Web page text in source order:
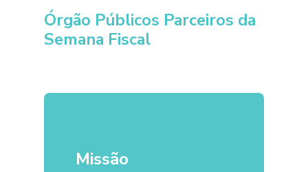
Órgão Públicos Parceiros da
Semana Fiscal
Missão